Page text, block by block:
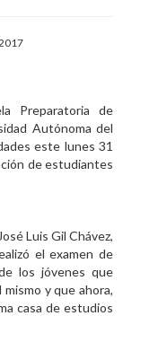
Preparatoria de
Autónoma del
este lunes 31
de estudiantes
Luis Gil Chávez,
el examen de
los jóvenes que
y que ahora,
casa de estudios